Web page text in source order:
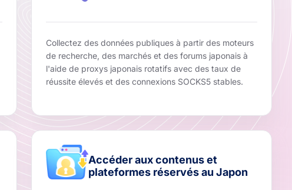
Collectez des données publiques à partir des moteurs
de recherche, des marchés et des forums japonais à
l'aide de proxys japonais rotatifs avec des taux de
réussite élevés et des connexions SOCKS5 stables.
Accéder aux contenus et
plateformes réservés au Japon